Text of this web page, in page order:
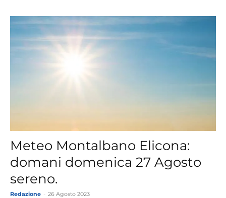
Meteo Montalbano Elicona:
domani domenica 27 Agosto
sereno.
Redazione 26 Agosto 2023